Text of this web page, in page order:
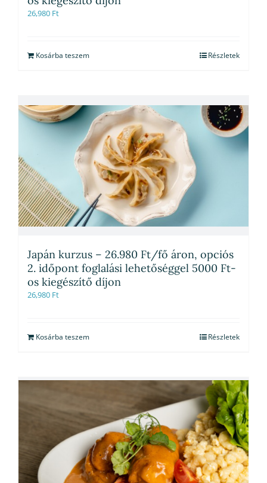
26,980 Ft
Kosárba teszem Részletek
Japán kurzus – 26.980 Ft/fő áron, opciós
2. időpont foglalási lehetőséggel 5000 Ft-
os kiegészítő díjon
26,980 Ft
Kosárba teszem Részletek